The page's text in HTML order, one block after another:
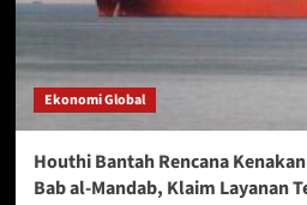
Ekonomi Global
Houthi Bantah Rencana
Bab al-Mandab, Klaim Layanan